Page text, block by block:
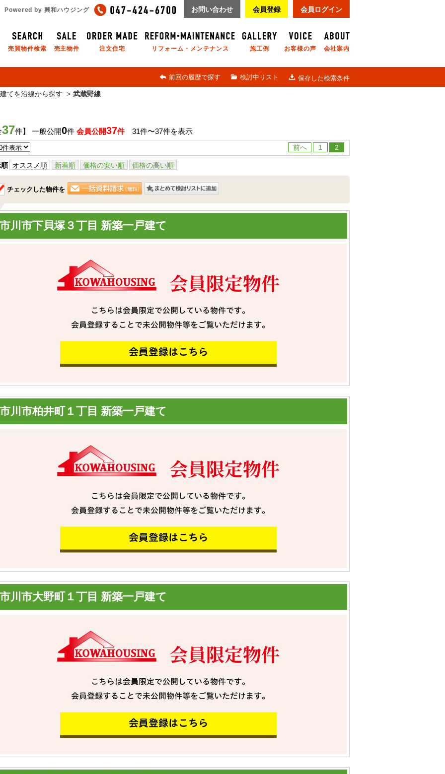
Powered by 興和ハウジング お問い合わせ 会員登録 会員ログイン
売買物件検索 売主物件 注文住宅 リフォーム・メンテナンス 施工例 お客様の声 会社案内
前回の履歴で探す 検討中リスト 保存した検索条件
てを沿線から探す 武蔵野線
37件】 一般公開0件 会員公開37件31件〜37件を表示
前へ 1 2
オススメ順 新着順 価格の安い順 価格の高い順
チェックした物件を
市川市下貝塚３丁目 新築一戸建て
市川市柏井町１丁目 新築一戸建て
市川市大野町１丁目 新築一戸建て